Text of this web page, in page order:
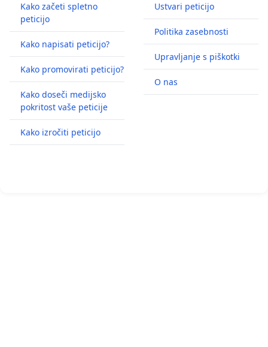
Kako začeti spletno
peticijo
Kako napisati peticijo?
Kako promovirati peticijo?
Kako doseči medijsko
pokritost vaše peticije
Kako izročiti peticijo
Ustvari peticijo
Politika zasebnosti
Upravljanje s piškotki
O nas